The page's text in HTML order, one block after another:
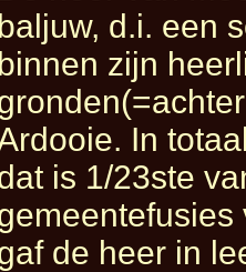
baljuw, d.i. een
binnen zijn
In
is 1/23ste
de heer in